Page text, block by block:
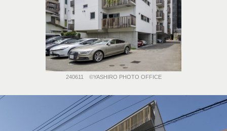
240611 ©️YASHIRO PHOTO OFFICE